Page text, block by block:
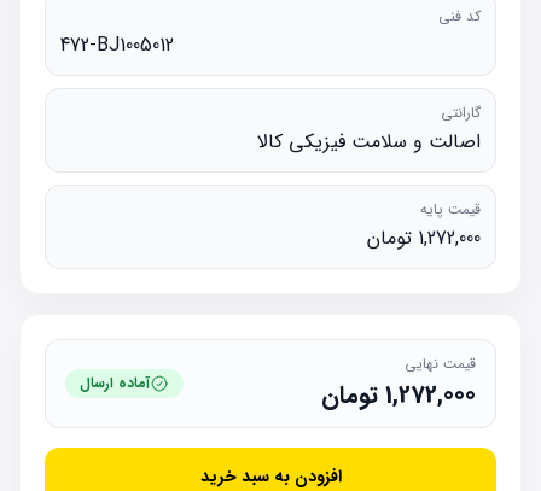
کد فنی
472-BJ1005012
گارانتی
اصالت و سلامت فیزیکی کالا
قیمت پایه
1,272,000 تومان
قیمت نهایی
1,272,000تومان آماده ارسال
افزودن به سبد خرید